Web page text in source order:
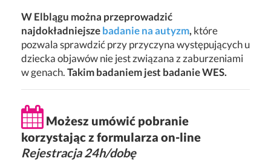
W Elblągu można przeprowadzić
najdokładniejszebadanie na autyzm, które
pozwala sprawdzić przy przyczyna występujących u
dziecka objawów nie jest związana z zaburzeniami
w genach.Takim badaniem jest badanie WES.
Możesz umówić pobranie
korzystając z formularza on-line
Rejestracja 24h/dobę